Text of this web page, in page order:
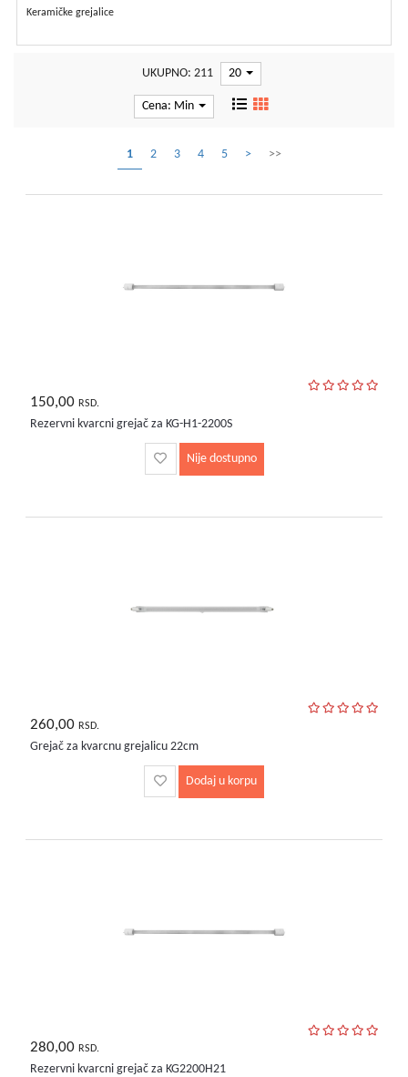
Keramičke grejalice
UKUPNO: 211 20
Cena: Min
1 2 3 4 5 > >>
150,00 RSD.
Rezervni kvarcni grejač za KG-H1-2200S
Nije dostupno
260,00 RSD.
Grejač za kvarcnu grejalicu 22cm
Dodaj u korpu
280,00 RSD.
Rezervni kvarcni grejač za KG2200H21